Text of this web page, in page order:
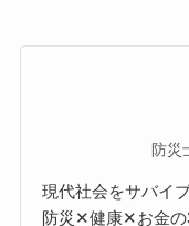
防災
現代社会をサバイ
防災✕健康✕お金の